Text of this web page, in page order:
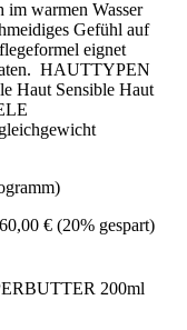
im warmen Wasser
Gefühl auf
eignet
HAUTTYPEN
Haut Sensible Haut
60,00 € (20% gespart)